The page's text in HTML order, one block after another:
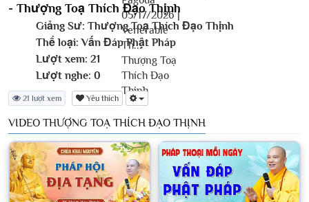
- Thượng Toạ Thích Đạo Thịnh
Giảng Sư: Thượng Toạ Thích Đạo Thịnh
Thể loại: Vấn Đáp Phật Pháp
Lượt xem: 21
Lượt nghe: 0
21 lượt xem Yêu thích
VIDEO THƯỢNG TOẠ THÍCH ĐẠO THỊNH